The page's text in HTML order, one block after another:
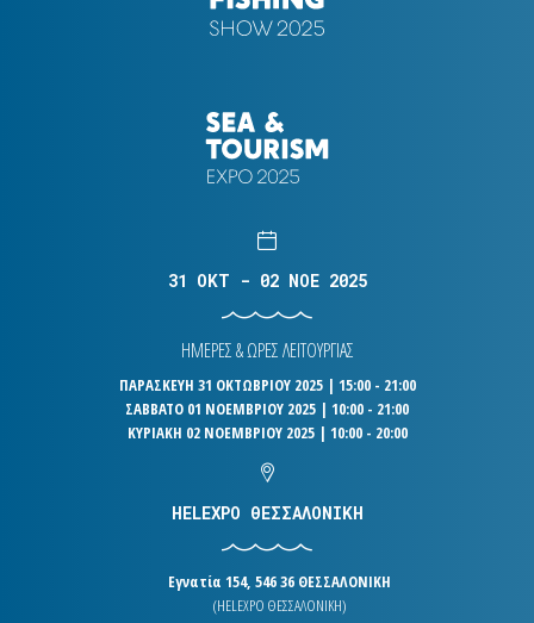
31 OKT - 02 NOE 2025
ΗΜΕΡΕΣ & ΩΡΕΣ ΛΕΙΤΟΥΡΓΙΑΣ
ΠΑΡΑΣΚΕΥΗ 31 ΟΚΤΩΒΡΙΟΥ 2025 | 15:00 - 21:00
ΣΑΒΒΑΤΟ 01 ΝΟΕΜΒΡΙΟΥ 2025 | 10:00 - 21:00
ΚΥΡΙΑΚΗ 02 ΝΟΕΜΒΡΙΟΥ 2025 | 10:00 - 20:00
HELEXPO ΘΕΣΣΑΛΟΝΙΚΗ
Εγνατία 154, 546 36 ΘΕΣΣΑΛΟΝΙΚΗ
(HELEXPO ΘΕΣΣΑΛΟΝΙΚΗ)